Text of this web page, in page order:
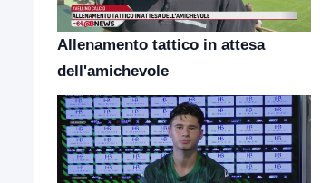
Allenamento tattico in attesa
dell'amichevole